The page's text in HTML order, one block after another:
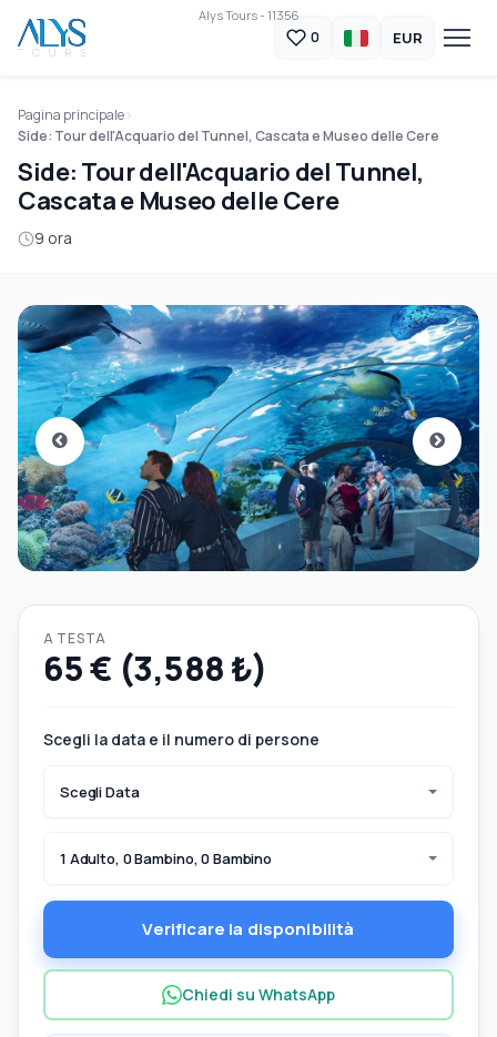
Alys Tours - 11356
0 EUR
Pagina principale
Side: Tour dell'Acquario del Tunnel, Cascata e Museo delle Cere
Side: Tour dell'Acquario del Tunnel,
Cascata e Museo delle Cere
9 ora
A TESTA
65 € (3,588 ₺)
Scegli la data e il numero di persone
Scegli Data
1 Adulto, 0 Bambino, 0 Bambino
Verificare la disponibilità
Chiedi su WhatsApp